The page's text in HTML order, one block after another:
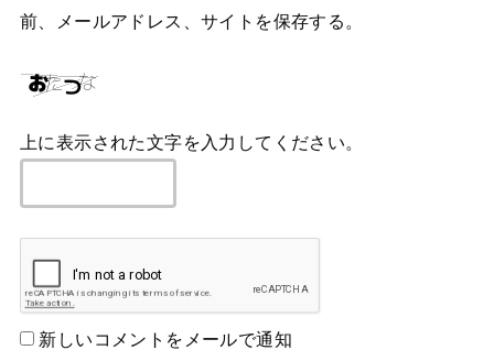
前、メールアドレス、サイトを保存する。
上に表示された文字を入力してください。
新しいコメントをメールで通知